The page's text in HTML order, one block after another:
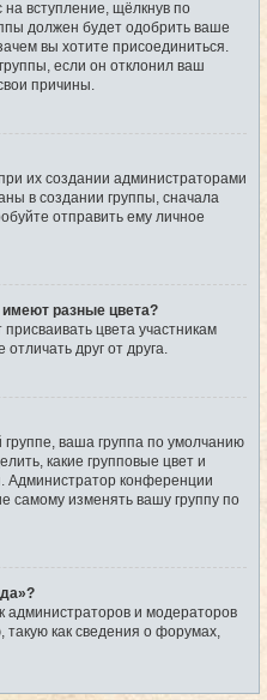
вступление, щёлкнув по
должен будет одобрить ваше
вы хотите присоединиться.
если он отклонил ваш
причины.
их создании администраторами
в создании группы, сначала
отправить ему личное
разные цвета?
цвета участникам
друг от друга.
ваша группа по умолчанию
какие групповые цвет и
Администратор конференции
самому изменять вашу группу по
администраторов и модераторов
как сведения о форумах,